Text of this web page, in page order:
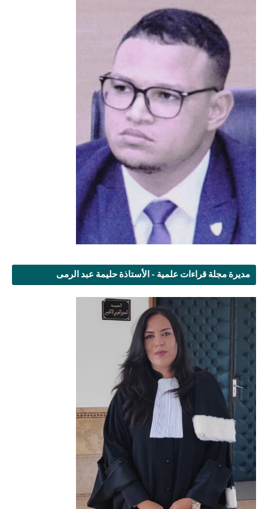
مديرة مجلة قراءات علمية - الأستاذة حليمة عبد الرمى